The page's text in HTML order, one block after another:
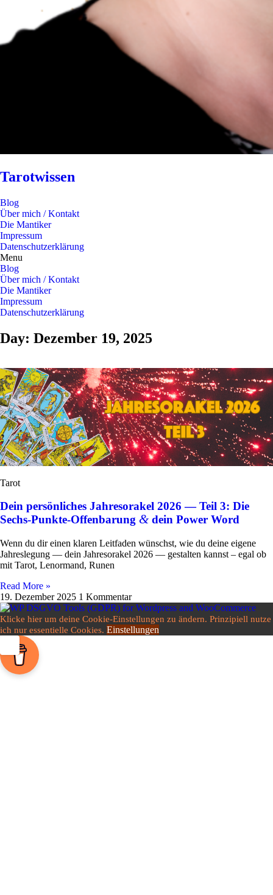
Tarotwissen
Blog
Über mich / Kontakt
Die Mantiker
Impressum
Datenschutzerklärung
Menu
Blog
Über mich / Kontakt
Die Mantiker
Impressum
Datenschutzerklärung
Day: Dezember 19, 2025
Tarot
Dein persönliches Jahresorakel 2026 — Teil 3: Die
Sechs-Punkte-Offenbarung &dein Power Word
Wenn du dir einen klaren Leit­faden wünschst, wie du deine eigene
Jah­res­le­gung — dein Jah­res­orakel 2026 — gestalten kannst – egal ob
mit Tarot, Lenor­mand, Runen
Read More »
19. Dezember 2025 1 Kommentar
Klicke hier um deine Cookie-Einstellungen zu ändern. Prinzipiell nutze
ich nur essentielle Cookies. Einstellungen